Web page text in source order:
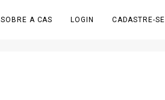
SOBRE A CAS LOGIN CADASTRE-SE